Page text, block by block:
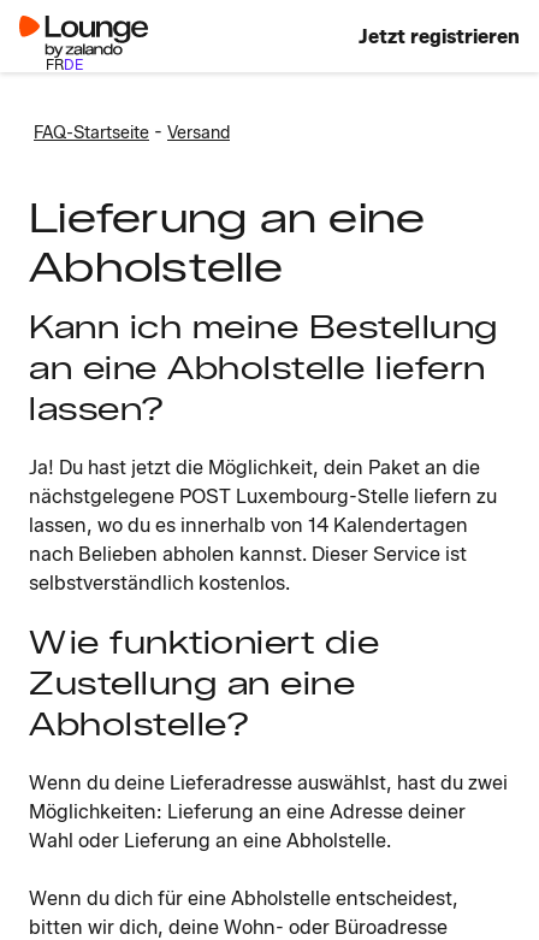
FRDE
Jetzt registrieren
FAQ-Startseite - Versand
Lieferung an eine
Abholstelle
Kann ich meine Bestellung
an eine Abholstelle liefern
lassen?
Ja! Du hast jetzt die Möglichkeit, dein Paket an die
nächstgelegene POST Luxembourg-Stelle liefern zu
lassen, wo du es innerhalb von 14 Kalendertagen
nach Belieben abholen kannst. Dieser Service ist
selbstverständlich kostenlos.
Wie funktioniert die
Zustellung an eine
Abholstelle?
Wenn du deine Lieferadresse auswählst, hast du zwei
Möglichkeiten: Lieferung an eine Adresse deiner
Wahl oder Lieferung an eine Abholstelle.
Wenn du dich für eine Abholstelle entscheidest,
bitten wir dich, deine Wohn- oder Büroadresse